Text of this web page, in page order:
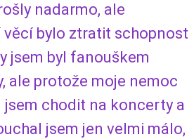
nadarmo, ale
věcí bylo ztratit schopnost
jsem byl fanouškem
ale protože moje nemoc
jsem chodit na koncerty a
jsem jen velmi málo,